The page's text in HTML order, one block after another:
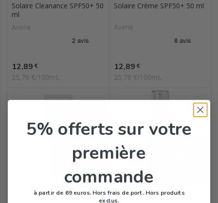
Solaire Cleanance SPF50+ 50
ml
Avene
Prix
12,89 €
25,78 €/100mL
Solaire Crème SPF50+ 50 ml
Avene
Prix
12,89 €
25,78 €/100mL
Tolérance Control baume
Solaire Fluide Teinté Anti...
5% offerts sur votre
première
commande
à partir de 69 euros. Hors frais de port. Hors produits
exclus.